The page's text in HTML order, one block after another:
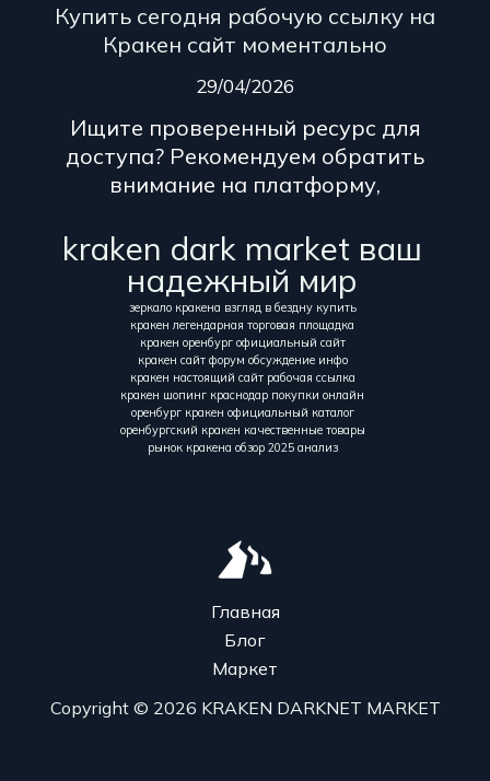
Купить сегодня рабочую ссылку на
Кракен сайт моментально
29/04/2026
Ищите проверенный ресурс для
доступа? Рекомендуем обратить
внимание на платформу,
kraken dark market ваш
надежный мир
зеркало кракена взгляд в бездну купить
кракен легендарная торговая площадка
кракен оренбург официальный сайт
кракен сайт форум обсуждение инфо
кракен настоящий сайт рабочая ссылка
кракен шопинг краснодар покупки онлайн
оренбург кракен официальный каталог
оренбургский кракен качественные товары
рынок кракена обзор 2025 анализ
Главная
Блог
Маркет
Copyright © 2026 KRAKEN DARKNET MARKET